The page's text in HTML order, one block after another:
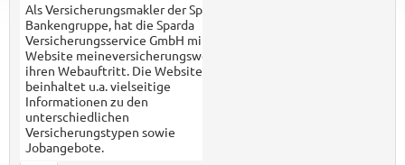
Als Versicherungsmakler der Sparda
Bankengruppe, hat die Sparda
Versicherungsservice GmbH mit der
Website meineversicherungswelt.de
ihren Webauftritt. Die Website
beinhaltet u.a. vielseitige
Informationen zu den
unterschiedlichen
Versicherungstypen sowie
Jobangebote.